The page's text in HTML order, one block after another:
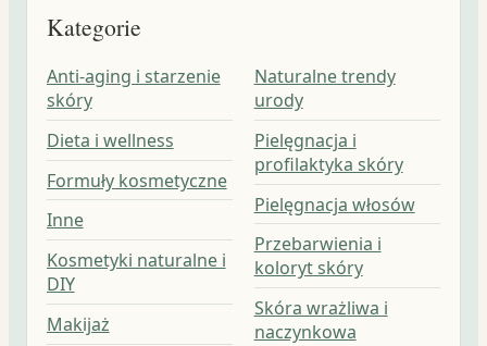
Kategorie
Anti-aging i starzenie
skóry
Dieta i wellness
Formuły kosmetyczne
Inne
Kosmetyki naturalne i
DIY
Makijaż
Naturalne trendy
urody
Pielęgnacja i
profilaktyka skóry
Pielęgnacja włosów
Przebarwienia i
koloryt skóry
Skóra wrażliwa i
naczynkowa